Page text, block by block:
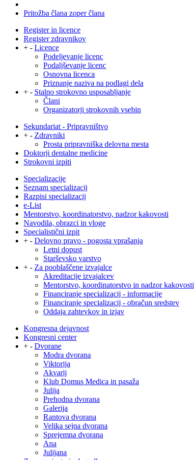
Pritožba člana zoper člana
Register in licence
Register zdravnikov
+ - Licence
Podeljevanje licenc
Podaljševanje licenc
Osnovna licenca
Priznanje naziva na podlagi dela
+ - Stalno strokovno usposabljanje
Člani
Organizatorji strokovnih vsebin
Sekundariat - Pripravništvo
+ - Zdravniki
Prosta pripravniška delovna mesta
Doktorji dentalne medicine
Strokovni izpiti
Specializacije
Seznam specializacij
Razpisi specializacij
e-List
Mentorstvo, koordinatorstvo, nadzor kakovosti
Navodila, obrazci in vloge
Specialistični izpit
+ - Delovno pravo - pogosta vprašanja
Letni dopust
Starševsko varstvo
+ - Za pooblaščene izvajalce
Akreditacije izvajalcev
Mentorstvo, koordinatorstvo in nadzor kakovosti
Financiranje specializacij - informacije
Financiranje specializacij - obračun sredstev
Oddaja zahtevkov in izjav
Kongresna dejavnost
Kongresni center
+ - Dvorane
Modra dvorana
Viktorija
Akvarij
Klub Domus Medica in pasaža
Julija
Prehodna dvorana
Galerija
Rantova dvorana
Velika sejna dvorana
Sprejemna dvorana
Ana
Julijana